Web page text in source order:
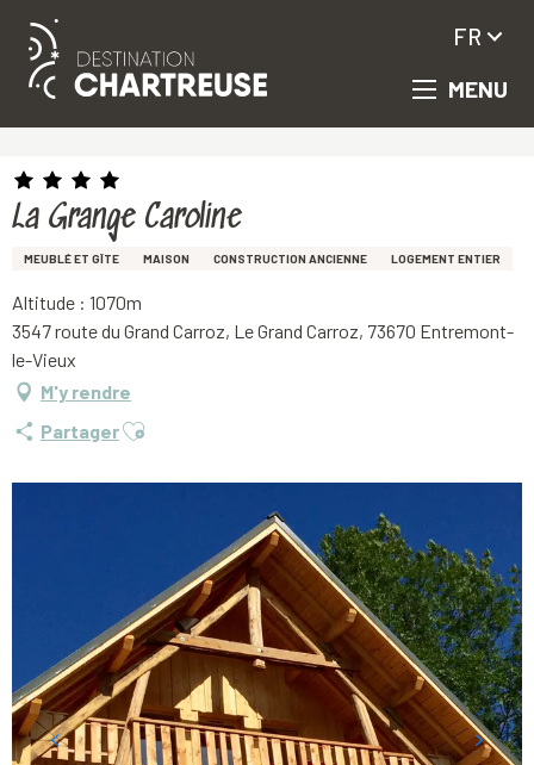
Aller
principal
MENU
FR
La Grange Caroline
MEUBLÉ ET GÎTE MAISON CONSTRUCTION ANCIENNE LOGEMENT ENTIER
Altitude : 1070m
3547 route du Grand Carroz, Le Grand Carroz, 73670 Entremont-
le-Vieux
M'y rendre
PartagerAjouter aux favoris